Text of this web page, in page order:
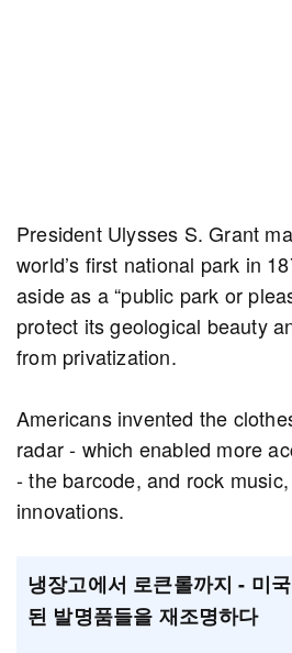
President Ulysses S. Grant
world’s first national park in
aside as a “public park or
protect its geological beauty
from privatization.
Americans invented the
radar - which enabled more
- the barcode, and rock
innovations.
냉장고에서 로큰롤까지 - 미
된 발명품들을 재조명하다